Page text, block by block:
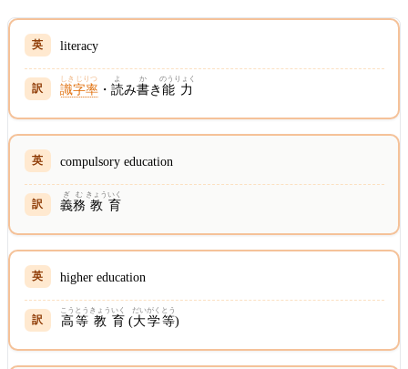
literacy
識字率
しきじりつ
・読
よ
み書
か
き能力
のうりょく
compulsory education
義
ぎ
務
む
教
きょう
育
いく
higher education
高
こう
等
とう
教
きょう
育
いく
(大学
だいがく
等
とう
)